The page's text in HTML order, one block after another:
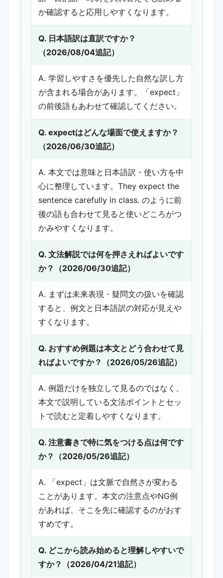
か確認すると応用しやすくなります。
Q. 日本語訳は直訳ですか？
（2026/08/04追記）
A. 学習しやすさを優先した自然な訳し方
が含まれる場合があります。「expect」
の前後語もあわせて確認してください。
Q. expectはどんな場面で使えますか？
（2026/06/30追記）
A. 本文では意味と日本語訳・使い方を中
心に整理しています。They expect the
sentence carefully in class. のように前
後の語も合わせて見ると使いどころがつ
かみやすくなります。
Q. 文法解説では何を押さえればよいです
か？（2026/06/30追記）
A. まずは未来表現・疑問文の扱いを確認
すると、例文と日本語訳の対応が見えや
すくなります。
Q. おすすめ例題は本文とどう合わせて見
ればよいですか？（2026/05/26追記）
A. 例題だけを独立して見るのではなく、
本文で説明している文法ポイントとセッ
トで読むと定着しやすくなります。
Q. 注意書きで特に気をつける点は何です
か？（2026/05/26追記）
A. 「expect」は文脈で自然さが変わる
ことがあります。本文の注意点やNG例
があれば、そこを先に確認するのがおす
すめです。
Q. どこから読み始めると理解しやすいで
すか？（2026/04/21追記）